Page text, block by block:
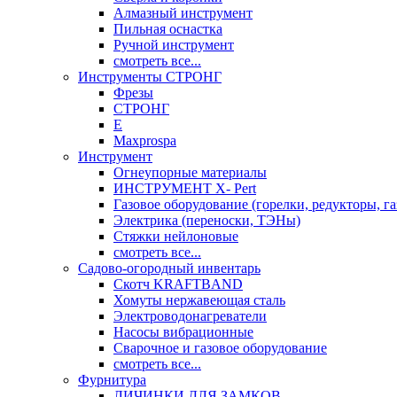
Алмазный инструмент
Пильная оснастка
Ручной инструмент
смотреть все...
Инструменты СТРОНГ
Фрезы
СТРОНГ
Е
Maxprospa
Инструмент
Огнеупорные материалы
ИНСТРУМЕНТ X- Pert
Газовое оборудование (горелки, редукторы,
Электрика (переноски, ТЭНы)
Стяжки нейлоновые
смотреть все...
Садово-огородный инвентарь
Скотч KRAFTBAND
Хомуты нержавеющая сталь
Электроводонагреватели
Насосы вибрационные
Сварочное и газовое оборудование
смотреть все...
Фурнитура